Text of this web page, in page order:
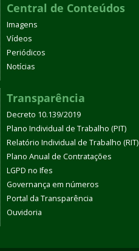
Central de Conteúdos
Imagens
Vídeos
Periódicos
Notícias
Transparência
Decreto 10.139/2019
Plano Individual de Trabalho (PIT)
Relatório Individual de Trabalho (RIT)
Plano Anual de Contratações
LGPD no Ifes
Governança em números
Portal da Transparência
Ouvidoria